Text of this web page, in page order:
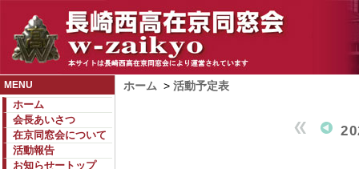
MENU
ホーム
会長あいさつ
在京同窓会について
活動報告
お知らせートップ
ホーム > 活動予定表